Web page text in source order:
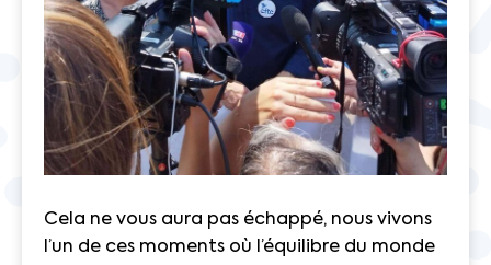
Cela ne vous aura pas échappé, nous vivons
l’un de ces moments où l’équilibre du monde